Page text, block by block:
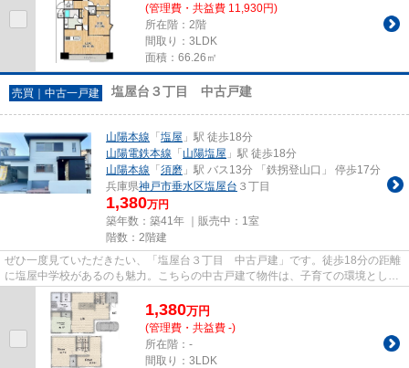
(管理費・共益費 11,930円)
所在階：2階
間取り：3LDK
面積：66.26㎡
売買｜中古一戸建 塩屋台３丁目 中古戸建
山陽本線 「 塩屋 」駅 徒歩18分
山陽電鉄本線 「 山陽塩屋 」駅 徒歩18分
山陽本線 「 須磨 」駅 バス13分 「鉄拐登山口」 停歩17分
兵庫県神戸市垂水区塩屋台 ３丁目
1,380万円
築年数：築41年 ｜販売中： 1室
階数：2階建
ぜひ一度見ていただきたい、「塩屋台３丁目 中古戸建」です。徒歩18分の距離
に塩屋中学校があるのも魅力。こちらの中古戸建て物件は、子育ての環境として
もうってつけです。山陽本線...
1,380万円
(管理費・共益費 -)
所在階：-
間取り：3LDK